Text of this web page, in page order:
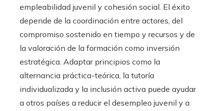
empleabilidad juvenil y cohesión social. El éxito
depende de la coordinación entre actores, del
compromiso sostenido en tiempo y recursos y de
la valoración de la formación como inversión
estratégica. Adaptar principios como la
alternancia práctica-teórica, la tutoría
individualizada y la inclusión activa puede ayudar
a otros países a reducir el desempleo juvenil y a